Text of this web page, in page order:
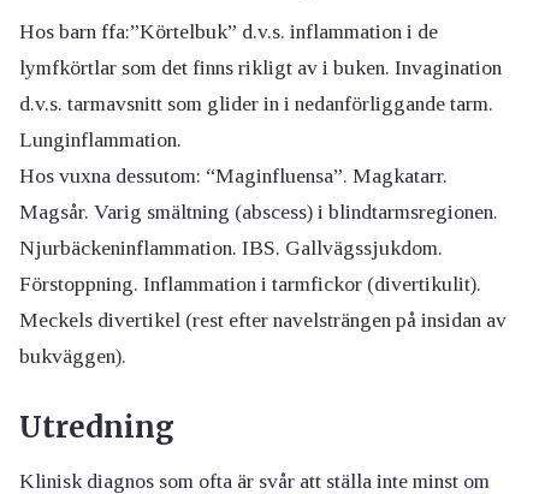
Hos barn ffa:”Körtelbuk” d.v.s. inflammation i de
lymfkörtlar som det finns rikligt av i buken. Invagination
d.v.s. tarmavsnitt som glider in i nedanförliggande tarm.
Lunginflammation.
Hos vuxna dessutom: “Maginfluensa”. Magkatarr.
Magsår. Varig smältning (abscess) i blindtarmsregionen.
Njurbäckeninflammation. IBS. Gallvägssjukdom.
Förstoppning. Inflammation i tarmfickor (divertikulit).
Meckels divertikel (rest efter navelsträngen på insidan av
bukväggen).
Utredning
Klinisk diagnos som ofta är svår att ställa inte minst om